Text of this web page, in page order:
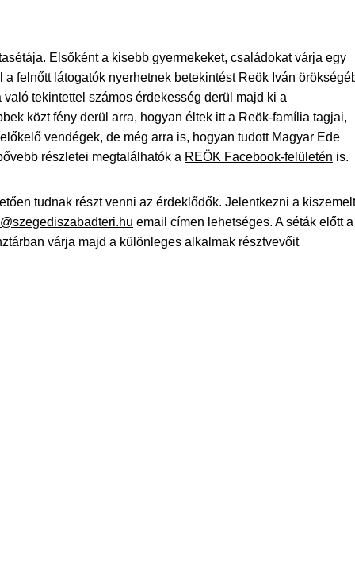
Elsőként a kisebb gyermekeket, családokat várja egy
felnőtt látogatók nyerhetnek betekintést Reök Iván
tekintettel számos érdekesség derül majd ki a
közt fény derül arra, hogyan éltek itt a Reök-família tagjai,
vendégek, de még arra is, hogyan tudott Magyar Ede
részletei megtalálhatók a REÖK Facebook-felületén is.
tudnak részt venni az érdeklődők. Jelentkezni a kiszemelt
email címen lehetséges. A séták előtt a
várja majd a különleges alkalmak résztvevőit